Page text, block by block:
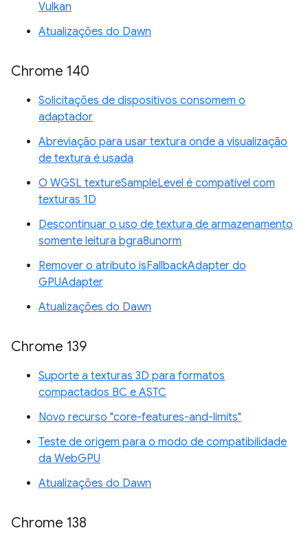
Vulkan
Atualizações do Dawn
Chrome 140
Solicitações de dispositivos consomem o
adaptador
Abreviação para usar textura onde a visualização
de textura é usada
O WGSL textureSampleLevel é compatível com
texturas 1D
Descontinuar o uso de textura de armazenamento
somente leitura bgra8unorm
Remover o atributo isFallbackAdapter do
GPUAdapter
Atualizações do Dawn
Chrome 139
Suporte a texturas 3D para formatos
compactados BC e ASTC
Novo recurso "core-features-and-limits"
Teste de origem para o modo de compatibilidade
da WebGPU
Atualizações do Dawn
Chrome 138